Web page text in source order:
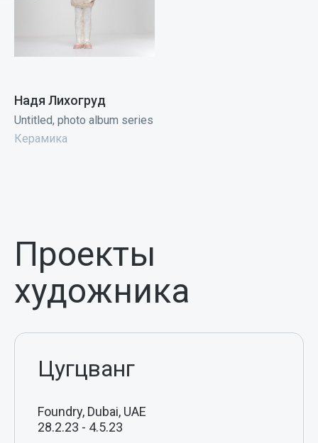
Надя Лихогруд
Untitled, photo album series
Керамика
Проекты
художника
Цугцванг
Foundry, Dubai, UAE
28.2.23 - 4.5.23